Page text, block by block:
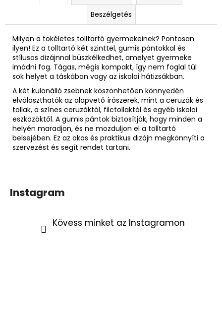
Beszélgetés
Milyen a tökéletes tolltartó gyermekeinek? Pontosan
ilyen! Ez a tolltartó két szinttel, gumis pántokkal és
stílusos dizájnnal büszkélkedhet, amelyet gyermeke
imádni fog. Tágas, mégis kompakt, így nem foglal túl
sok helyet a táskában vagy az iskolai hátizsákban.
A két különálló zsebnek köszönhetően könnyedén
elválaszthatók az alapvető írószerek, mint a ceruzák és
tollak, a színes ceruzáktól, filctollaktól és egyéb iskolai
eszközöktől. A gumis pántok biztosítják, hogy minden a
helyén maradjon, és ne mozduljon el a tolltartó
belsejében. Ez az okos és praktikus dizájn megkönnyíti a
szervezést és segít rendet tartani.
Instagram
Kövess minket az Instagramon